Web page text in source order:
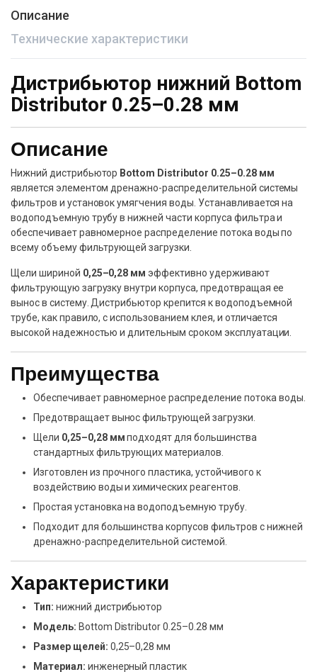
Описание
Технические характеристики
Дистрибьютор нижний Bottom
Distributor 0.25–0.28 мм
Описание
Нижний дистрибьютор Bottom Distributor 0.25–0.28 мм
является элементом дренажно-распределительной системы
фильтров и установок умягчения воды. Устанавливается на
водоподъемную трубу в нижней части корпуса фильтра и
обеспечивает равномерное распределение потока воды по
всему объему фильтрующей загрузки.
Щели шириной 0,25–0,28 мм эффективно удерживают
фильтрующую загрузку внутри корпуса, предотвращая ее
вынос в систему. Дистрибьютор крепится к водоподъемной
трубе, как правило, с использованием клея, и отличается
высокой надежностью и длительным сроком эксплуатации.
Преимущества
Обеспечивает равномерное распределение потока воды.
Предотвращает вынос фильтрующей загрузки.
Щели 0,25–0,28 ммподходят для большинства
стандартных фильтрующих материалов.
Изготовлен из прочного пластика, устойчивого к
воздействию воды и химических реагентов.
Простая установка на водоподъемную трубу.
Подходит для большинства корпусов фильтров с нижней
дренажно-распределительной системой.
Характеристики
Тип: нижний дистрибьютор
Модель: Bottom Distributor 0.25–0.28 мм
Размер щелей: 0,25–0,28 мм
Материал: инженерный пластик